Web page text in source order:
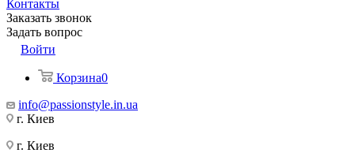
Контакты
Заказать звонок
Задать вопрос
Войти
Корзина0
info@passionstyle.in.ua
г. Киев
г. Киев